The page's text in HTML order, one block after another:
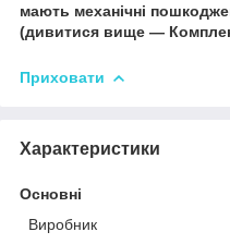
мають механічні
(дивитися вище —
Приховати
Характеристики
Основні
Виробник